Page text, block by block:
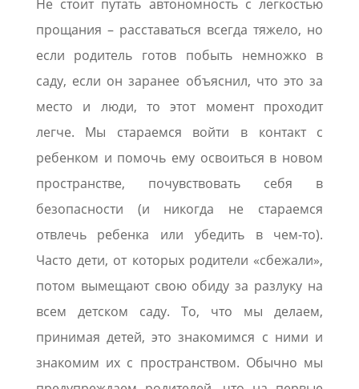
Не стоит путать автономность с легкостью
прощания – расставаться всегда тяжело, но
если родитель готов побыть немножко в
саду, если он заранее объяснил, что это за
место и люди, то этот момент проходит
легче. Мы стараемся войти в контакт с
ребенком и помочь ему освоиться в новом
пространстве, почувствовать себя в
безопасности (и никогда не стараемся
отвлечь ребенка или убедить в чем-то).
Часто дети, от которых родители «сбежали»,
потом вымещают свою обиду за разлуку на
всем детском саду. То, что мы делаем,
принимая детей, это знакомимся с ними и
знакомим их с пространством. Обычно мы